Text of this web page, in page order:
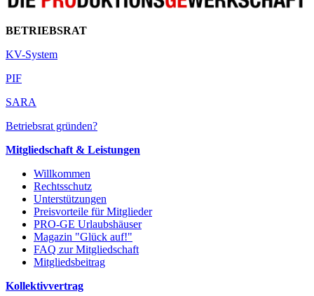
BETRIEBSRAT
KV-System
PIF
SARA
Betriebsrat gründen?
Mitgliedschaft & Leistungen
Willkommen
Rechtsschutz
Unterstützungen
Preisvorteile für Mitglieder
PRO-GE Urlaubshäuser
Magazin "Glück auf!"
FAQ zur Mitgliedschaft
Mitgliedsbeitrag
Kollektivvertrag